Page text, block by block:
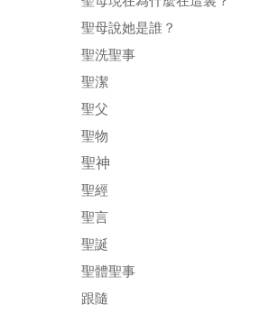
聖母說她是誰？
聖洗聖事
聖潔
聖父
聖物
聖神
聖經
聖言
聖誕
聖體聖事
跟隨